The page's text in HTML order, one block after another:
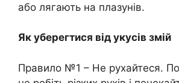
або лягають на плазунів.
Як уберегтися від укусів змій
Правило №1 – Не рухайтеся.